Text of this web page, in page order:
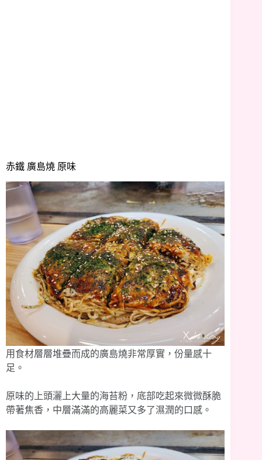
赤鐵 廣島燒 原味
用食材層層堆疊而成的廣島燒非常厚實，份量感十
足。
原味的上頭灑上大量的海苔粉，底部吃起來微微酥脆
帶著焦香，中層滿滿的高麗菜又多了濕潤的口感。